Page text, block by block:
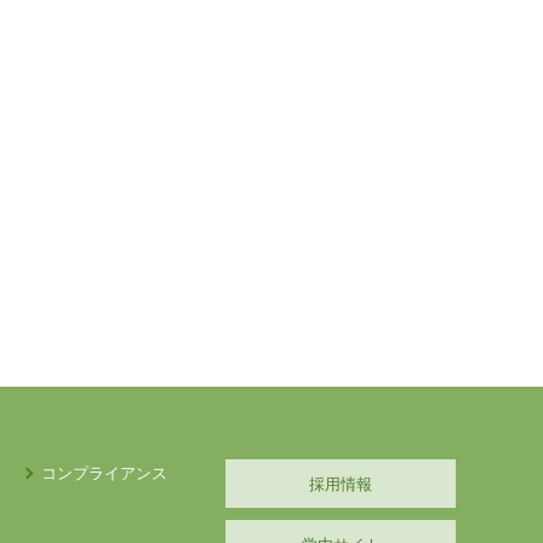
コンプライアンス
採用情報